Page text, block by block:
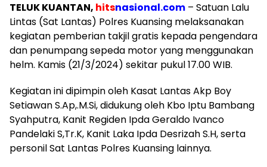
TELUK KUANTAN, hitsnasional.com – Satuan Lalu
Lintas (Sat Lantas) Polres Kuansing melaksanakan
kegiatan pemberian takjil gratis kepada pengendara
dan penumpang sepeda motor yang menggunakan
helm. Kamis (21/3/2024) sekitar pukul 17.00 WIB.
Kegiatan ini dipimpin oleh Kasat Lantas Akp Boy
Setiawan S.Ap,.M.Si, didukung oleh Kbo Iptu Bambang
Syahputra, Kanit Regiden Ipda Geraldo Ivanco
Pandelaki S,Tr.K, Kanit Laka Ipda Desrizah S.H, serta
personil Sat Lantas Polres Kuansing lainnya.